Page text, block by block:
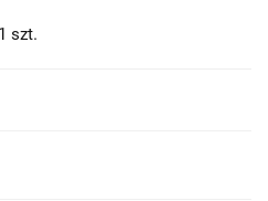
1 szt.